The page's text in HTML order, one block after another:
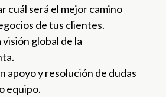
cuál será el mejor camino
de tus clientes.
global de la
apoyo y resolución de dudas
equipo.